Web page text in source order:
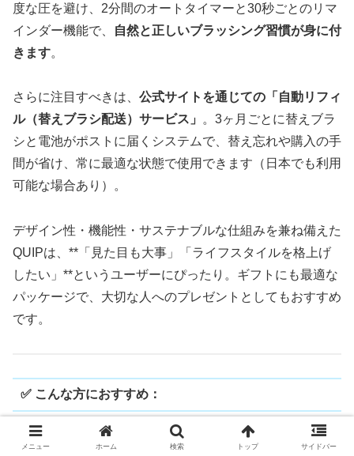
度な圧を避け、2分間のオートタイマーと30秒ごとのリマ
インダー機能で、
自然と正しいブラッシング習慣が身に付
きます。
さらに注目すべきは、 公式サイトを通じての「自動リフィ
ル（替えブラシ配送）サービス」 。3ヶ月ごとに替えブラ
シと電池がポストに届くシステムで、替え忘れや購入の手
間が省け、常に最適な状態で使用できます（日本でも利用
可能な場合あり）。
デザイン性・機能性・サステナブルな仕組みを兼ね備えた
QUIPは、**「見た目も大事」「ライフスタイルを格上げ
したい」**というユーザーにぴったり。ギフトにも最適な
パッケージで、大切な人へのプレゼントとしてもおすすめ
です。
✅ こんな方におすすめ：
洗練されたデザインにこだわりたい方
メニュー ホーム 検索 トップ サイドバー